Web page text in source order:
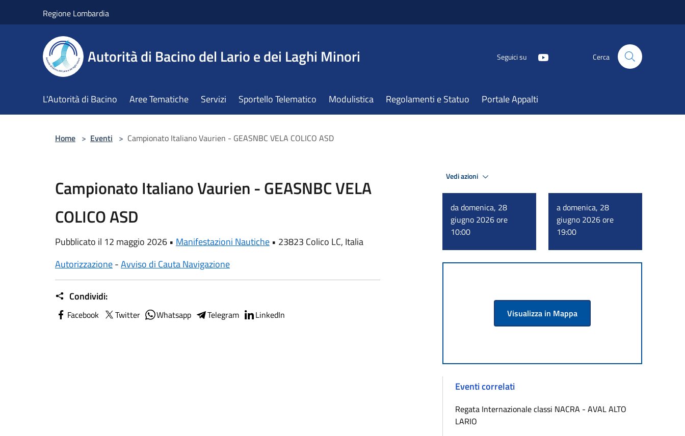
Regione Lombardia
Autorità di Bacino del Lario e dei Laghi Minori Seguici su Cerca
L'Autorità di Bacino Aree Tematiche Servizi Sportello Telematico Modulistica Regolamenti e Statuo Portale Appalti
Home > Eventi > Campionato Italiano Vaurien - GEASNBC VELA COLICO ASD
Campionato Italiano Vaurien - GEASNBC VELA
COLICO ASD
Pubblicato il 12 maggio 2026 • Manifestazioni Nautiche • 23823 Colico LC, Italia
Autorizzazione-Avviso di Cauta Navigazione
Condividi:
Facebook Twitter Whatsapp Telegram LinkedIn
Vedi azioni
da domenica, 28
giugno 2026 ore
10:00
a domenica, 28
giugno 2026 ore
19:00
Visualizza in Mappa
Eventi correlati
Regata Internazionale classi NACRA - AVAL ALTO
LARIO